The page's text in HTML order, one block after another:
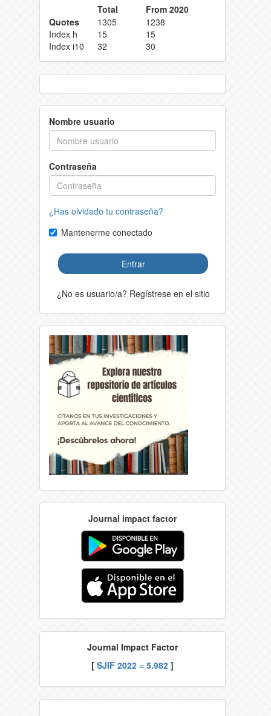
Total
From 2020
Quotes
1305
1238
Index h
15
15
Index i10
32 30
Nombre usuario
Contraseña
¿Has olvidado tu contraseña?
Mantenerme conectado
Entrar
¿No es usuario/a? Regístrese en el sitio
Journal impact factor
Journal Impact Factor
[ SJIF 2022 = 5.982 ]